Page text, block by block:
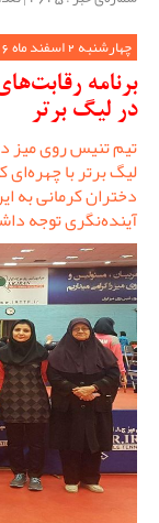
چهارشنبه 2 اسفند ماه 1396 ساعت 14:58
برنامه
در لیگ برتر
تیم تنیس روی میز
لیگ برتر با چهره‌ای
دختران کرمانی به
آینده‌نگری توجه